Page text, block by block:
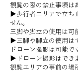
観覧の際の禁止事項は
▶︎歩行者エリアで立ち
せん。
三脚や脚立の使用は可
▶︎三脚や脚立の使用は
ドローン撮影は可能で
▶︎ドローン撮影はでき
観覧エリアの事前の場